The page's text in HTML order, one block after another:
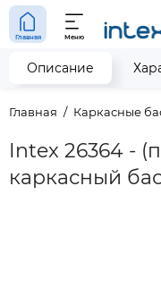
Главная Меню
Главная Каркасные
Intex 26364 -
каркасный
Описание